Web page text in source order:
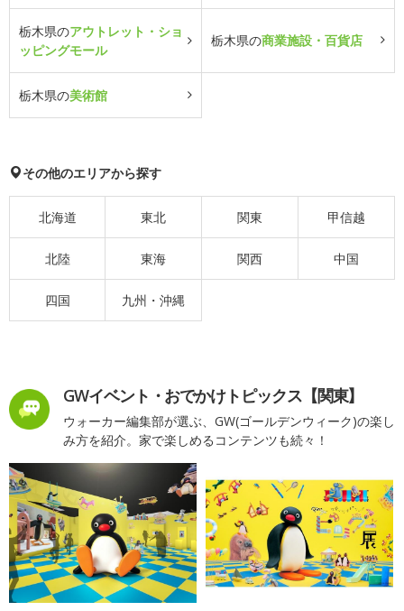
栃木県のアウトレット・ショ
ッピングモール
栃木県の商業施設・百貨店
栃木県の美術館
その他のエリアから探す
北海道 東北 関東 甲信越
北陸 東海 関西 中国
四国 九州・沖縄
GWイベント・おでかけトピックス【関東】
ウォーカー編集部が選ぶ、GW(ゴールデンウィーク)の楽し
み方を紹介。家で楽しめるコンテンツも続々！